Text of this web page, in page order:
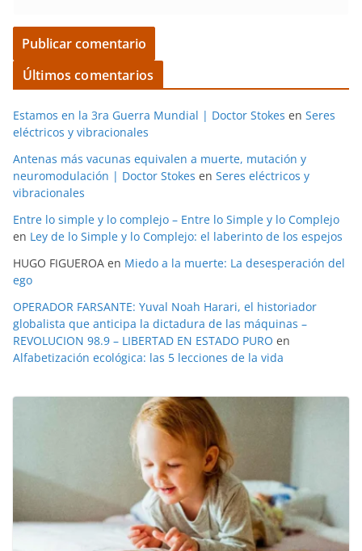
Últimos comentarios
Estamos en la 3ra Guerra Mundial | Doctor Stokes en Seres
eléctricos y vibracionales
Antenas más vacunas equivalen a muerte, mutación y
neuromodulación | Doctor Stokes en Seres eléctricos y
vibracionales
Entre lo simple y lo complejo – Entre lo Simple y lo Complejo
en Ley de lo Simple y lo Complejo: el laberinto de los espejos
HUGO FIGUEROA en Miedo a la muerte: La desesperación del
ego
OPERADOR FARSANTE: Yuval Noah Harari, el historiador
globalista que anticipa la dictadura de las máquinas –
REVOLUCION 98.9 – LIBERTAD EN ESTADO PURO en
Alfabetización ecológica: las 5 lecciones de la vida